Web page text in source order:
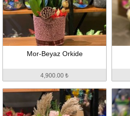
Mor-Beyaz Orkide
4,900.00 ₺